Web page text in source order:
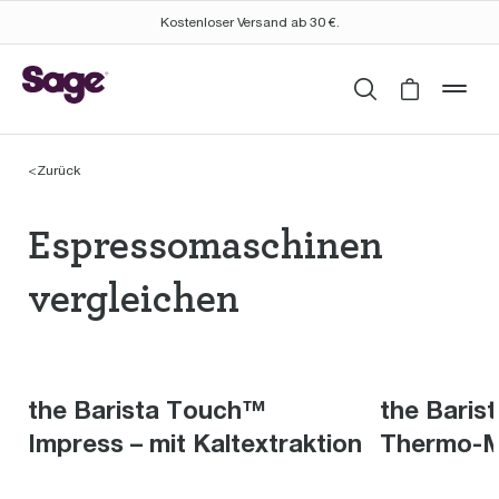
Kostenloser Versand ab 30 €.
SuchenCart is
<Zurück
Espressomaschinen
vergleichen
the Barista Touch™
Impress – mit Kaltextraktion
the
Thermo-